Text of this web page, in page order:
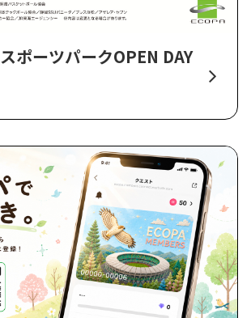
ポーツパークOPEN DAY